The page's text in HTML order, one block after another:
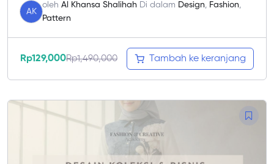
AK
oleh Al Khansa Shalihah Di dalam Design, Fashion,
Pattern
Rp129,000Rp1,490,000 Tambah ke keranjang